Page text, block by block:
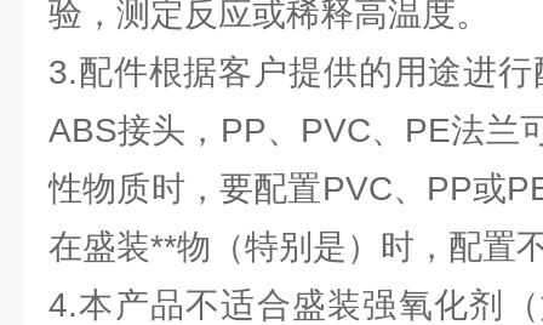
验，测定反应或稀释高温度。
3.配件根据客户提供的用途进
ABS接头，PP、PVC、PE法兰
性物质时，要配置PVC、PP或
在盛装**物（特别是）时，配置
4.本产品不适合盛装强氧化剂